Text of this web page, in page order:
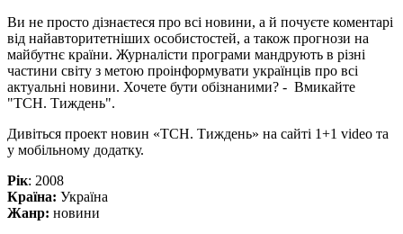
Ви не просто дізнаєтеся про всі новини, а й почуєте коментарі
від найавторитетніших особистостей, а також прогнози на
майбутнє країни. Журналісти програми мандрують в різні
частини світу з метою проінформувати українців про всі
актуальні новини. Хочете бути обізнаними? - Вмикайте
"ТСН. Тиждень".
Дивіться проект новин «ТСН. Тиждень» на сайті 1+1 video та
у мобільному додатку.
Рік: 2008
Країна: Україна
Жанр: новини